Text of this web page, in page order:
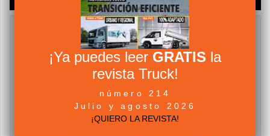
¡Ya puedes leer GRATIS la
revista Truck!
número 214
Julio y agosto 2026
¡QUIERO LA REVISTA!